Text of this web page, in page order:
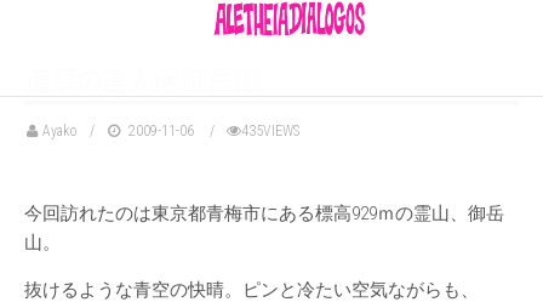
Ayako 2009-11-06 435VIEWS
今回訪れたのは東京都青梅市にある標高929ｍの霊山、御岳
山。
抜けるような青空の快晴。ピンと冷たい空気ながらも、